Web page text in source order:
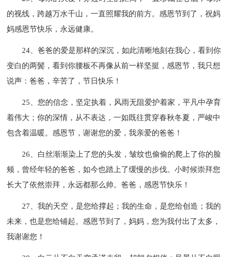
的视线，跨越万水千山，一直照耀我的前方。感恩节到了，祝妈
妈感恩节快乐，永远健康。
24、爸爸的爱是那样的深沉，如此清晰地刻在我心，看到你
变白的两鬓，看到你腰板不再像从前一样坚挺，感恩节，我只想
说声：爸爸，辛苦了，节日快乐！
25、您的信念，坚定执着，风雨无阻爱护着家，平凡中孕育
着伟大；你的深情，从不表达，一如既往贯穿春秋冬夏，严峻中
包含着温暖。感恩节，谢谢您的爱，我亲爱的爸爸！
26、白丝渐渐染上了您的头发，皱纹也偷偷的爬上了你的脸
颊，曾经年轻的爸爸，如今也踏上了缓慢的步伐。小时候崇拜您
长大了依然崇拜，永远都那么帅。爸爸，感恩节快乐！
27、我的天空，是您给撑起；我的生命，是您给创造；我的
未来，也是您给铺起。感恩节到了，妈妈，您为我付出了太多，
我谢谢您！